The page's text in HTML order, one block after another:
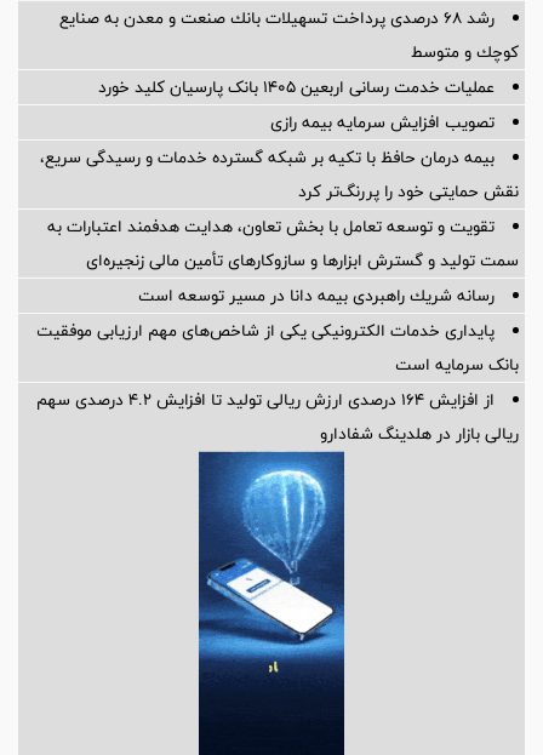
رشد ۶۸ درصدی پرداخت تسهیلات بانك صنعت و معدن به صنایع
كوچك و متوسط
عملیات خدمت رسانی اربعین 1405 بانک پارسیان کلید خورد
تصویب افزایش سرمایه بیمه رازی
بیمه درمان حافظ با تکیه بر شبکه گسترده خدمات و رسیدگی سریع،
نقش حمایتی خود را پررنگ‌تر کرد
تقویت و توسعه تعامل با بخش تعاون، هدایت هدفمند اعتبارات به
سمت تولید و گسترش ابزارها و سازوکارهای تأمین مالی زنجیره‌ای
رسانه شریك راهبردی بیمه دانا در مسیر توسعه است
پایداری خدمات الکترونیکی یکی از شاخص‌های مهم ارزیابی موفقیت
بانک سرمایه است
از افزایش 164 درصدی ارزش ریالی تولید تا افزایش 4.2 درصدی سهم
ریالی بازار در هلدینگ شفادارو